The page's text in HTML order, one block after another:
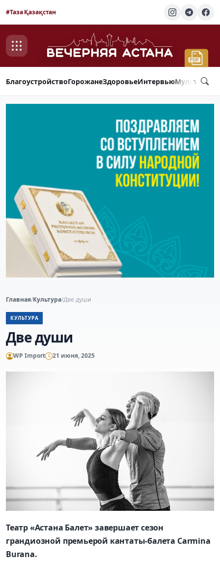
#Таза Қазақстан
БлагоустройствоГорожанеЗдоровьеИнтервью
Главная/Культура/Две души
КУЛЬТУРА
Две души
WP Import 21 июня, 2025
Театр «Астана Балет» завершает сезон
грандиозной премьерой кантаты-балета Carmina
Burana.